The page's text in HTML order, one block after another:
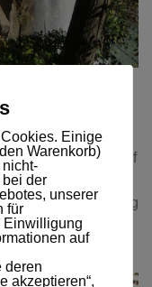
gestern zurück auf
ich seit
einer Radiowerbung
Einige
Warenkorb)
der
unserer
für
Einwilligung
auf
deren
akzeptieren“,